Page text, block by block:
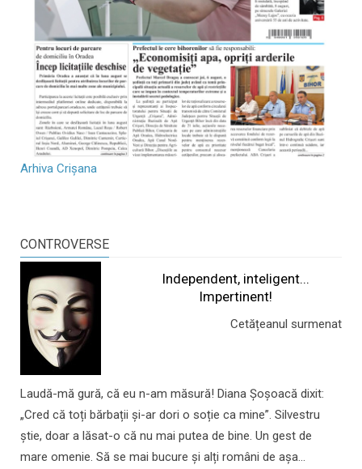
Arhiva Crișana
CONTROVERSE
Independent, inteligent...
Impertinent!
Cetățeanul surmenat
Laudă-mă gură, că eu n-am măsură! Diana Șoșoacă dixit:
„Cred că toți bărbații și-ar dori o soție ca mine”. Silvestru
știe, doar a lăsat-o că nu mai putea de bine. Un gest de
mare omenie. Să se mai bucure și alți români de așa...